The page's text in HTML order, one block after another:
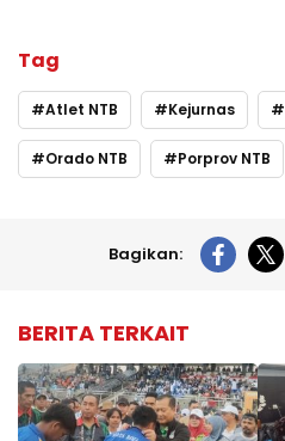
Tag
Atlet NTB Kejurnas
Orado NTB Porprov NTB
Bagikan:
BERITA TERKAIT